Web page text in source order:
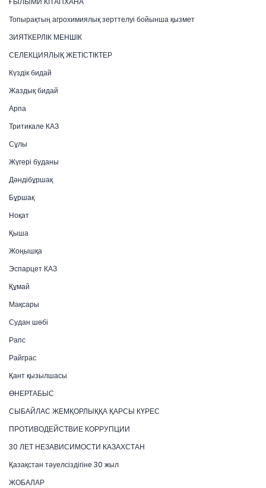
Топырақтың агрохимиялық зерттелуі бойынша қызмет
ЗИЯТКЕРЛІК МЕНШІК
СЕЛЕКЦИЯЛЫҚ ЖЕТІСТІКТЕР
Күздік бидай
Жаздық бидай
Арпа
Тритикале КАЗ
Сұлы
Жүгері буданы
Дәндібұршақ
Бұршақ
Ноқат
Қыша
Жоңышқа
Эспарцет КАЗ
Құмай
Мақсары
Судан шөбі
Рапс
Райграс
Қант қызылшасы
ӨНЕРТАБЫС
СЫБАЙЛАС ЖЕМҚОРЛЫҚҚА ҚАРСЫ КҮРЕС
ПРОТИВОДЕЙСТВИЕ КОРРУПЦИИ
30 ЛЕТ НЕЗАВИСИМОСТИ КАЗАХСТАН
Қазақстан тәуелсіздігіне 30 жыл
ЖОБАЛАР